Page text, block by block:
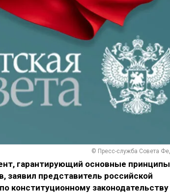
© Пресс-служба Совета
гарантирующий основные принципы
заявил представитель российской
конституционному законодательству